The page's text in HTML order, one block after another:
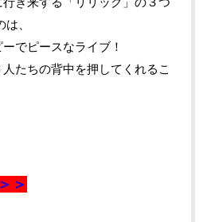
、
でピースなライブ！
たちの背中を押してくれるこ
＞